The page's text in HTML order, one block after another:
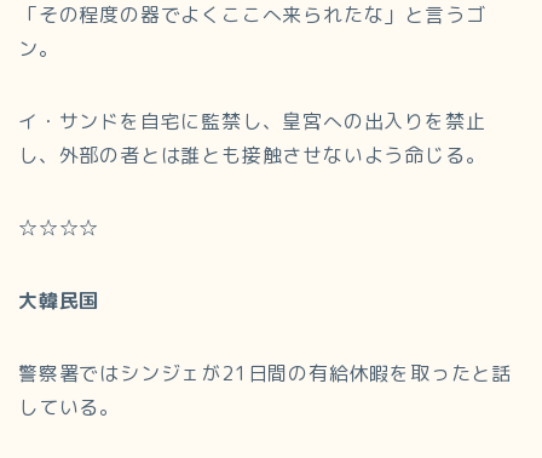
「その程度の器でよくここへ来られたな」と言うゴ
ン。
イ・サンドを自宅に監禁し、皇宮への出入りを禁止
し、外部の者とは誰とも接触させないよう命じる。
☆☆☆☆
大韓民国
警察署ではシンジェが21日間の有給休暇を取ったと話
している。